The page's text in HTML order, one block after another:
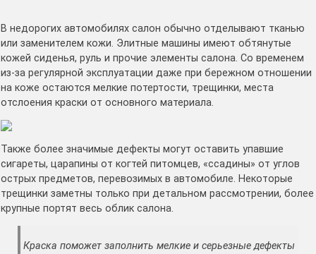
В недорогих автомобилях салон обычно отделывают тканью
или заменителем кожи. Элитные машины имеют обтянутые
кожей сиденья, руль и прочие элементы салона. Со временем
из-за регулярной эксплуатации даже при бережном отношении
на коже остаются мелкие потертости, трещинки, места
отслоения краски от основного материала.
Также более значимые дефекты могут оставить упавшие
сигареты, царапины от когтей питомцев, «ссадины» от углов
острых предметов, перевозимых в автомобиле. Некоторые
трещинки заметны только при детальном рассмотрении, более
крупные портят весь облик салона.
Краска поможет заполнить мелкие и серьезные дефекты